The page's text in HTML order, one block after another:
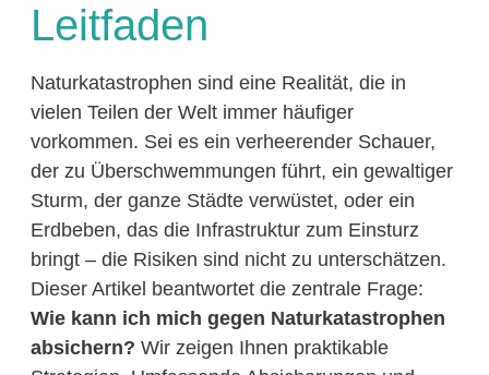
Leitfaden
Naturkatastrophen sind eine Realität, die in
vielen Teilen der Welt immer häufiger
vorkommen. Sei es ein verheerender Schauer,
der zu Überschwemmungen führt, ein gewaltiger
Sturm, der ganze Städte verwüstet, oder ein
Erdbeben, das die Infrastruktur zum Einsturz
bringt – die Risiken sind nicht zu unterschätzen.
Dieser Artikel beantwortet die zentrale Frage:
Wie kann ich mich gegen Naturkatastrophen
absichern? Wir zeigen Ihnen praktikable